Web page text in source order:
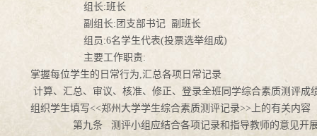
组长:班长
副组长: 团支部书记 副班长
组员:6名学生代表(投票选举组成)
主要工作职责:
掌握每位学生的日常行为,汇总各项日常记录
计算、汇总、审议、核准、修正、登录全班同学综合素质测评成
组织学生填写<<郑州大学学生综合素质测评记录>>上的有关内容
第九条 测评小组应结合各项记录和指导教师的意见开